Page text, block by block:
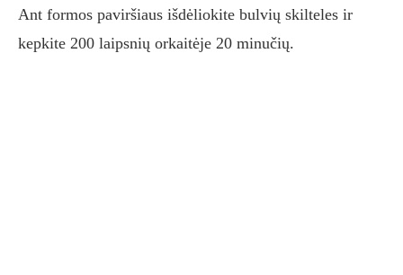
Ant formos paviršiaus išdėliokite bulvių skilteles ir
kepkite 200 laipsnių orkaitėje 20 minučių.